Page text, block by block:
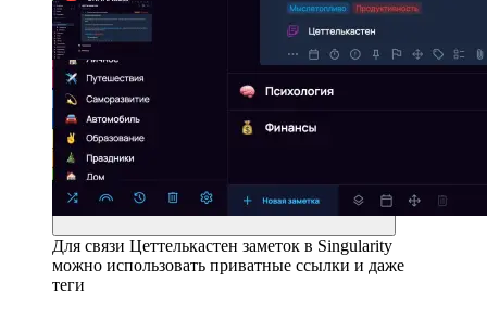
Для связи Цеттелькастен заметок в Singularity
можно использовать приватные ссылки и даже
теги